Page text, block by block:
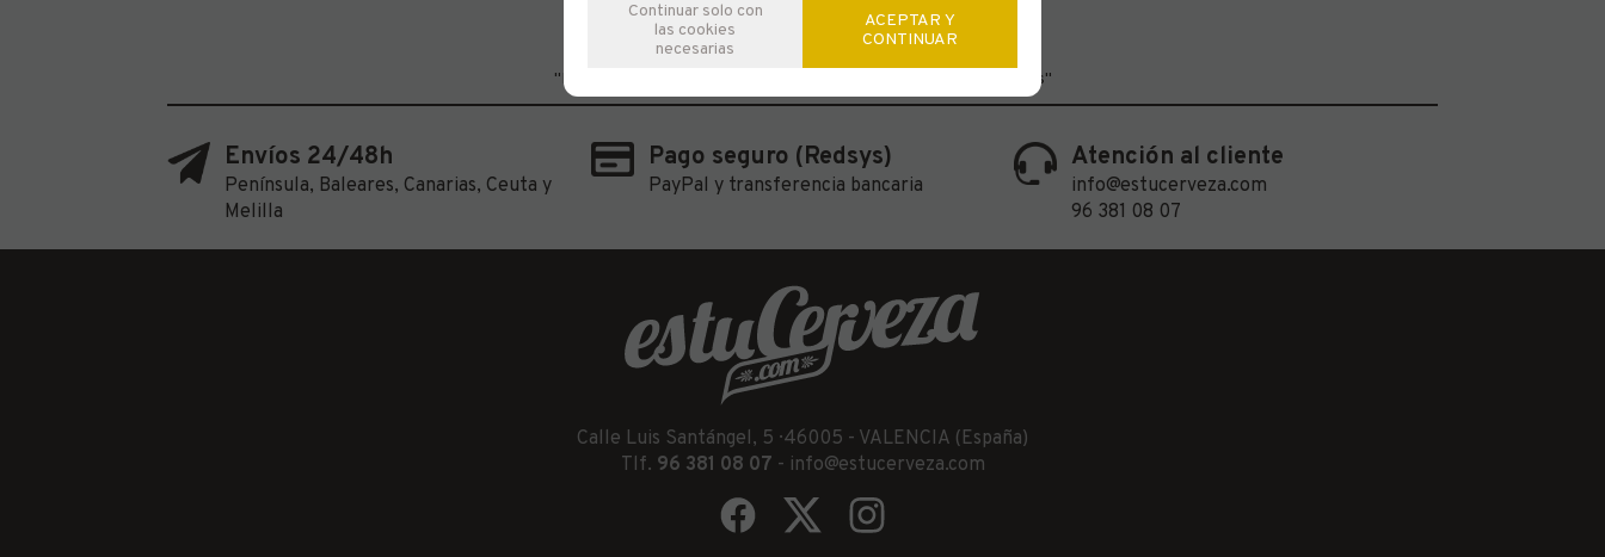
"Bebe con moderación" - "Prohibida su venta a menores de 18 años"
Envíos 24/48h
Península, Baleares, Canarias, Ceuta y
Melilla
Pago seguro (Redsys)
PayPal y transferencia bancaria
Atención al cliente
info@estucerveza.com
96 381 08 07
Calle Luis Santángel, 5 · 46005 - VALENCIA (España)
Tlf. 96 381 08 07 - info@estucerveza.com
Continuar solo con
las cookies
necesarias
ACEPTAR Y
CONTINUAR